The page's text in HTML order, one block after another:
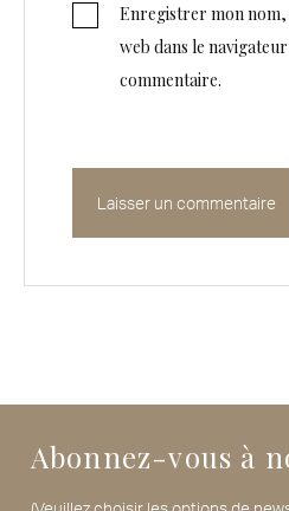
Enregistrer mon nom,
web dans le
commentaire.
Abonnez-vous à